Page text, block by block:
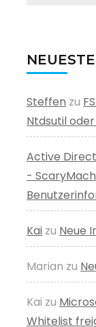
Steffen zu
Ntdsutil
Active
-
Kai zu Neue
Marian zu
Kai zu
Whitelist